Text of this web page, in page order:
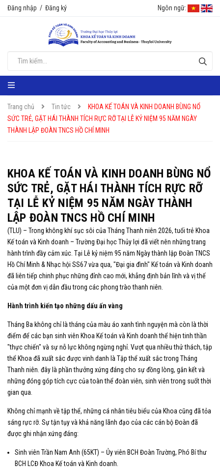
Đăng nhập / Đăng ký Ngôn ngữ:
Trang chủ Tin tức
KHOA KẾ TOÁN VÀ KINH DOANH BÙNG NỔ
SỨC TRẺ, GẶT HÁI THÀNH TÍCH RỰC RỠ TẠI LỄ KỶ NIỆM 95 NĂM NGÀY
THÀNH LẬP ĐOÀN TNCS HỒ CHÍ MINH
KHOA KẾ TOÁN VÀ KINH DOANH BÙNG NỔ
SỨC TRẺ, GẶT HÁI THÀNH TÍCH RỰC RỠ
TẠI LỄ KỶ NIỆM 95 NĂM NGÀY THÀNH
LẬP ĐOÀN TNCS HỒ CHÍ MINH
(TLU) – Trong không khí sục sôi của Tháng Thanh niên 2026, tuổi trẻ Khoa
Kế toán và Kinh doanh – Trường Đại học Thủy lợi đã viết nên những trang
hành trình đầy cảm xúc. Tại Lễ kỷ niệm 95 năm Ngày thành lập Đoàn TNCS
Hồ Chí Minh & Nhạc hội SS67 vừa qua, "Đại gia đình" Kế toán và Kinh doanh
đã liên tiếp chinh phục những đỉnh cao mới, khẳng định bản lĩnh và vị thế
của một đơn vị dẫn đầu trong các phong trào thanh niên.
Hành trình kiến tạo những dấu ấn vàng
Tháng Ba không chỉ là tháng của màu áo xanh tình nguyện mà còn là thời
điểm để các bạn sinh viên Khoa Kế toán và Kinh doanh thể hiện tinh thần
"thực chiến" và sự nỗ lực không ngừng nghỉ. Vượt qua nhiều thử thách, tập
thể Khoa đã xuất sắc được vinh danh là Tập thể xuất sắc trong Tháng
Thanh niên. đây là phần thưởng xứng đáng cho sự đồng lòng, gắn kết và
những đóng góp tích cực của toàn thể đoàn viên, sinh viên trong suốt thời
gian qua.
Không chỉ mạnh về tập thể, những cá nhân tiêu biểu của Khoa cũng đã tỏa
sáng rực rỡ. Sự tận tụy và khả năng lãnh đạo của các cán bộ Đoàn đã
được ghi nhận xứng đáng:
Sinh viên Trần Nam Anh (65KT) – Ủy viên BCH Đoàn Trường, Phó Bí thư
BCH LCĐ Khoa Kế toán và Kinh doanh.